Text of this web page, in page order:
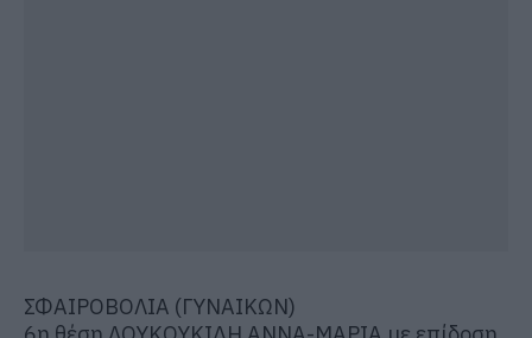
ΣΦΑΙΡΟΒΟΛΙΑ (ΓΥΝΑΙΚΩΝ)